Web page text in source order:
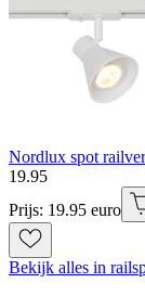
Nordlux spot
19.95
Prijs: 19.95 euro
Bekijk alles in